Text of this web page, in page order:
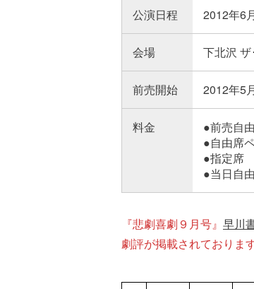
公演日程 2012年6
会場 下北沢 ザ
前売開始 2012年5
料金
●前売自
●自由席
●指定席
●当日自
『悲劇喜劇９月号』 早川
劇評が掲載されておりま